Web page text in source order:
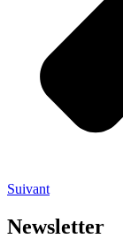
Suivant
Newsletter